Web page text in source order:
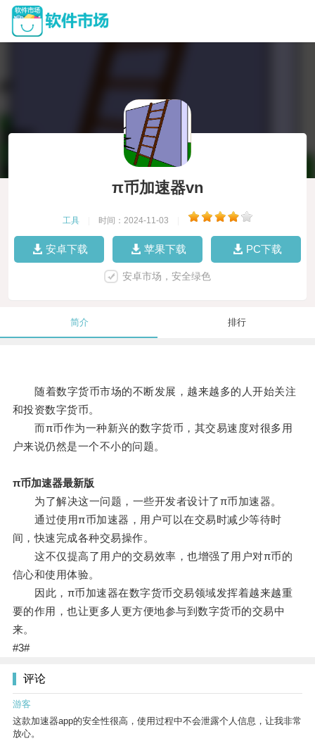
π币加速器vn
工具 时间：2024-11-03
安卓下载 苹果下载 PC下载
安卓市场，安全绿色
简介 排行
随着数字货币市场的不断发展，越来越多的人开始关注
和投资数字货币。
而π币作为一种新兴的数字货币，其交易速度对很多用
户来说仍然是一个不小的问题。
π币加速器最新版
为了解决这一问题，一些开发者设计了π币加速器。
通过使用π币加速器，用户可以在交易时减少等待时
间，快速完成各种交易操作。
这不仅提高了用户的交易效率，也增强了用户对π币的
信心和使用体验。
因此，π币加速器在数字货币交易领域发挥着越来越重
要的作用，也让更多人更方便地参与到数字货币的交易中
来。
#3#
评论
游客
这款加速器app的安全性很高，使用过程中不会泄露个人信息，让我非常
放心。